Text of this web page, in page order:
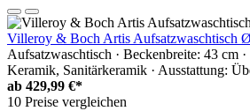
Villeroy & Boch Artis Aufsatzwaschtisch
Aufsatzwaschtisch · Beckenbreite: 43 cm
Keramik, Sanitärkeramik · Ausstattung:
ab 429,99 €*
10 Preise vergleichen